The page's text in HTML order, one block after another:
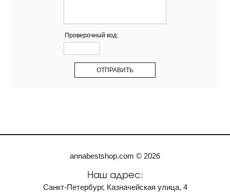
Проверочный код:
annabestshop.com © 2026
Наш адрес:
Санкт-Петербург, Казначейская улица, 4